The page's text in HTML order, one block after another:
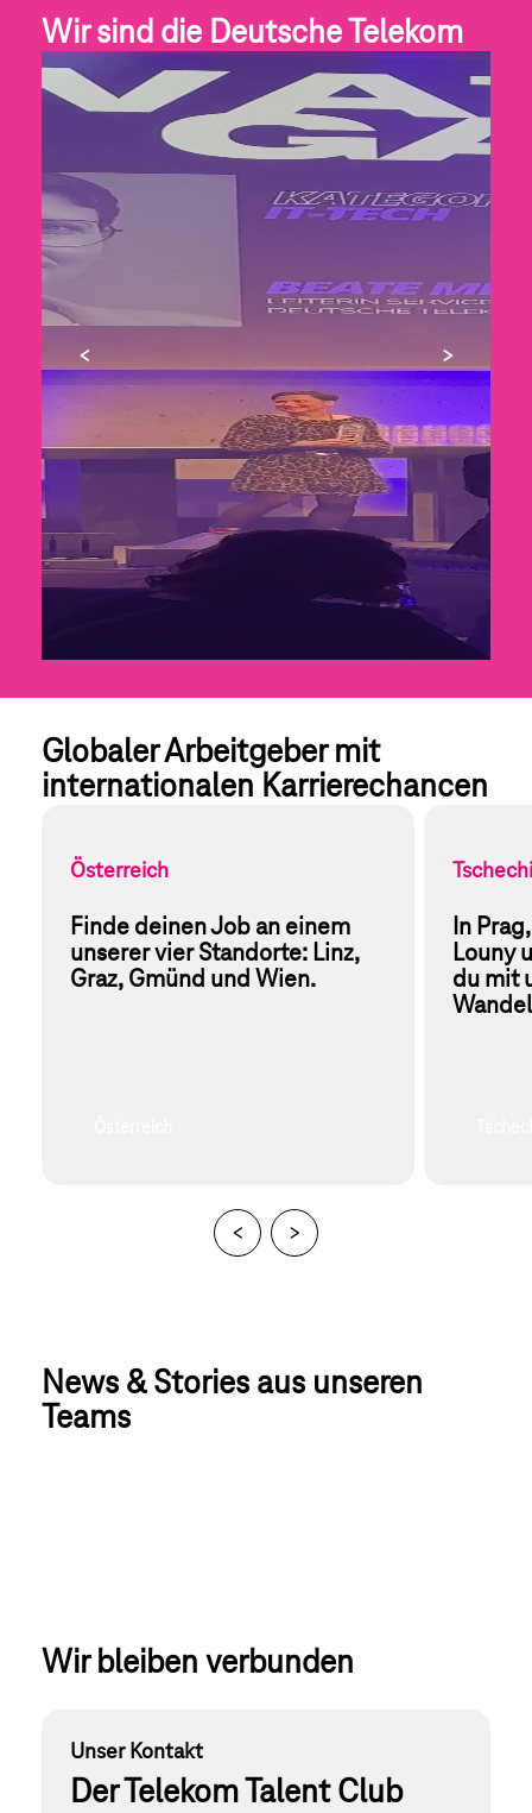
Wir sind die Deutsche Telekom
Globaler Arbeitgeber mit
internationalen Karrierechancen
Österreich
Finde deinen Job an einem
unserer vier Standorte: Linz,
Graz, Gmünd und Wien.
In
Louny
du mit
News & Stories aus unseren
Teams
Wir bleiben verbunden
Unser Kontakt
Der Telekom Talent Club